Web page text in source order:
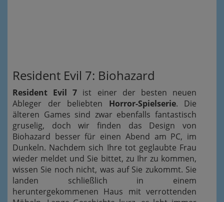
Resident Evil 7: Biohazard
Resident Evil 7 ist einer der besten neuen
Ableger der beliebten Horror-Spielserie. Die
älteren Games sind zwar ebenfalls fantastisch
gruselig, doch wir finden das Design von
Biohazard besser für einen Abend am PC, im
Dunkeln. Nachdem sich Ihre tot geglaubte Frau
wieder meldet und Sie bittet, zu Ihr zu kommen,
wissen Sie noch nicht, was auf Sie zukommt. Sie
landen schließlich in einem
heruntergekommenen Haus mit verrottenden